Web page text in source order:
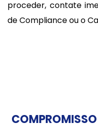
proceder, contate
de Compliance ou o